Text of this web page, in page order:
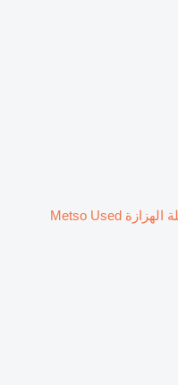
آلة الغربلة الهزازة Metso Used